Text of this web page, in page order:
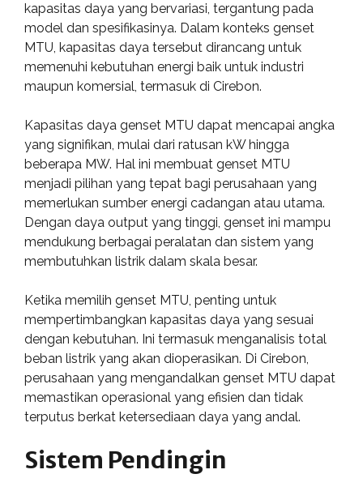
kapasitas daya yang bervariasi, tergantung pada
model dan spesifikasinya. Dalam konteks genset
MTU, kapasitas daya tersebut dirancang untuk
memenuhi kebutuhan energi baik untuk industri
maupun komersial, termasuk di Cirebon.
Kapasitas daya genset MTU dapat mencapai angka
yang signifikan, mulai dari ratusan kW hingga
beberapa MW. Hal ini membuat genset MTU
menjadi pilihan yang tepat bagi perusahaan yang
memerlukan sumber energi cadangan atau utama.
Dengan daya output yang tinggi, genset ini mampu
mendukung berbagai peralatan dan sistem yang
membutuhkan listrik dalam skala besar.
Ketika memilih genset MTU, penting untuk
mempertimbangkan kapasitas daya yang sesuai
dengan kebutuhan. Ini termasuk menganalisis total
beban listrik yang akan dioperasikan. Di Cirebon,
perusahaan yang mengandalkan genset MTU dapat
memastikan operasional yang efisien dan tidak
terputus berkat ketersediaan daya yang andal.
Sistem Pendingin